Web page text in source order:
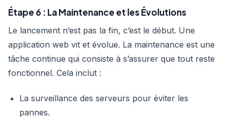
Étape 6 : La Maintenance et les Évolutions
Le lancement n’est pas la fin, c’est le début. Une
application web vit et évolue. La maintenance est une
tâche continue qui consiste à s’assurer que tout reste
fonctionnel. Cela inclut :
La surveillance des serveurs pour éviter les
pannes.